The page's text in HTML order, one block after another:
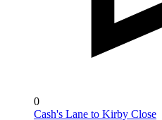
0
Cash's Lane to Kirby Close